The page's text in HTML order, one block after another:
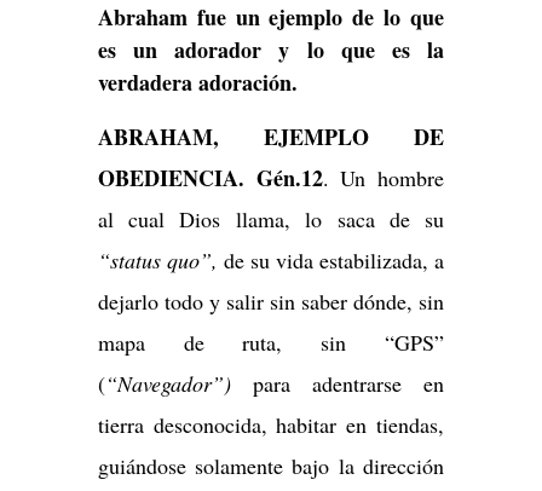
Abraham fue un ejemplo de lo que
es un adorador y lo que es la
verdadera adoración.
ABRAHAM, EJEMPLO DE
OBEDIENCIA. Gén.12. Un hombre
al cual Dios llama, lo saca de su
“status quo”, de su vida estabilizada, a
dejarlo todo y salir sin saber dónde, sin
mapa de ruta, sin “GPS”
(“Navegador”) para adentrarse en
tierra desconocida, habitar en tiendas,
guiándose solamente bajo la dirección